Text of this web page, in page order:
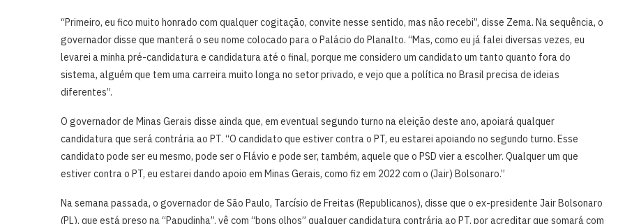
“Primeiro, eu fico muito honrado com qualquer cogitação, convite nesse sentido, mas não recebi”, disse Zema. Na sequência, o
governador disse que manterá o seu nome colocado para o Palácio do Planalto. “Mas, como eu já falei diversas vezes, eu
levarei a minha pré-candidatura e candidatura até o final, porque me considero um candidato um tanto quanto fora do
sistema, alguém que tem uma carreira muito longa no setor privado, e vejo que a política no Brasil precisa de ideias
diferentes”.
O governador de Minas Gerais disse ainda que, em eventual segundo turno na eleição deste ano, apoiará qualquer
candidatura que será contrária ao PT. “O candidato que estiver contra o PT, eu estarei apoiando no segundo turno. Esse
candidato pode ser eu mesmo, pode ser o Flávio e pode ser, também, aquele que o PSD vier a escolher. Qualquer um que
estiver contra o PT, eu estarei dando apoio em Minas Gerais, como fiz em 2022 com o (Jair) Bolsonaro.”
Na semana passada, o governador de São Paulo, Tarcísio de Freitas (Republicanos), disse que o ex-presidente Jair Bolsonaro
(PL), que está preso na “Papudinha”, vê com “bons olhos” qualquer candidatura contrária ao PT, por acreditar que somará com